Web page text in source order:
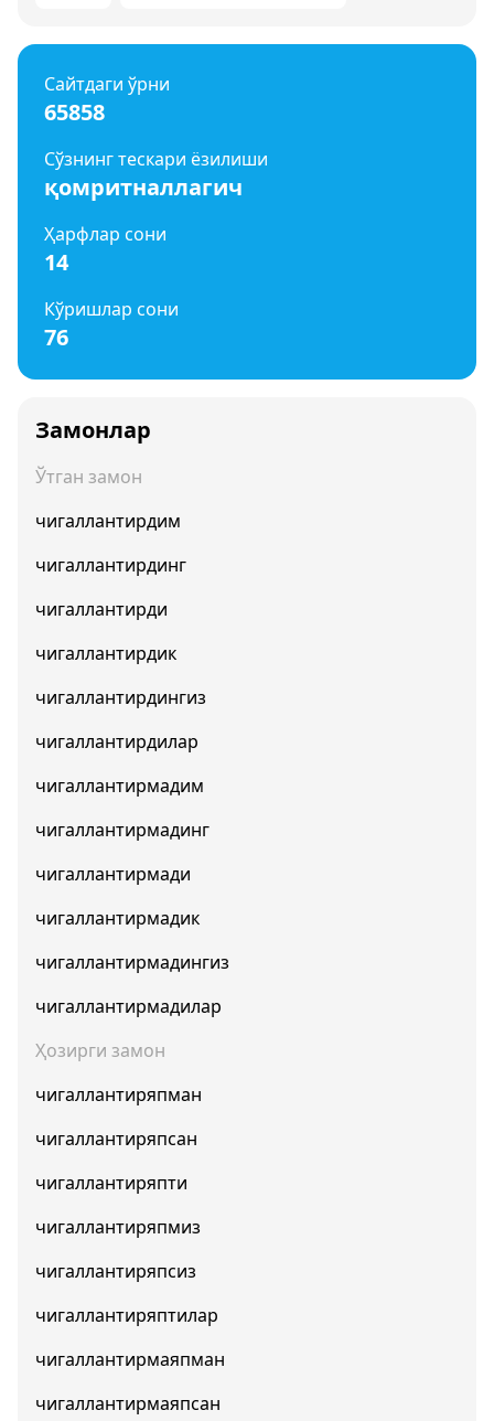
Сайтдаги ўрни
65858
Сўзнинг тескари ёзилиши
қомритналлагич
Ҳарфлар сони
14
Кўришлар сони
76
Замонлар
Ўтган замон
чигаллантирдим
чигаллантирдинг
чигаллантирди
чигаллантирдик
чигаллантирдингиз
чигаллантирдилар
чигаллантирмадим
чигаллантирмадинг
чигаллантирмади
чигаллантирмадик
чигаллантирмадингиз
чигаллантирмадилар
Ҳозирги замон
чигаллантиряпман
чигаллантиряпсан
чигаллантиряпти
чигаллантиряпмиз
чигаллантиряпсиз
чигаллантиряптилар
чигаллантирмаяпман
чигаллантирмаяпсан